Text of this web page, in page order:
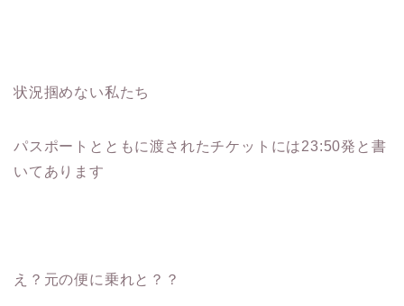
状況掴めない私たち
パスポートとともに渡されたチケットには23:50発と書
いてあります
え？元の便に乗れと？？